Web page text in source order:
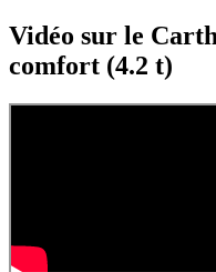
Vidéo sur le
comfort (4.2 t)